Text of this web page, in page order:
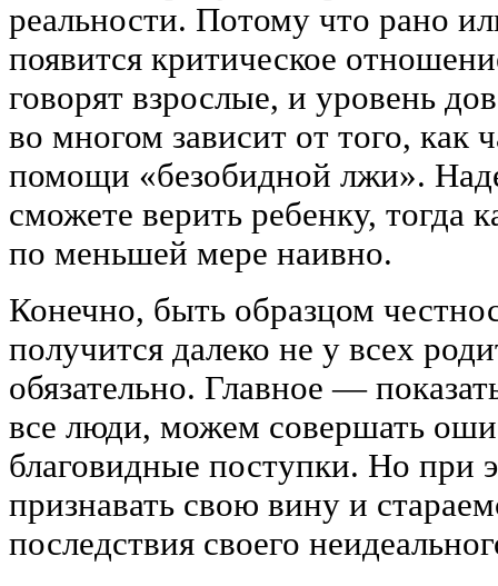
реальности. Потому что рано
появится критическое
говорят взрослые, и уровень
во многом зависит от того, как
помощи «безобидной лжи».
сможете верить ребенку, тогда
по меньшей мере наивно.
Конечно, быть образцом
получится далеко не у всех
обязательно. Главное —
все люди, можем совершать
благовидные поступки. Но при
признавать свою вину и
последствия своего